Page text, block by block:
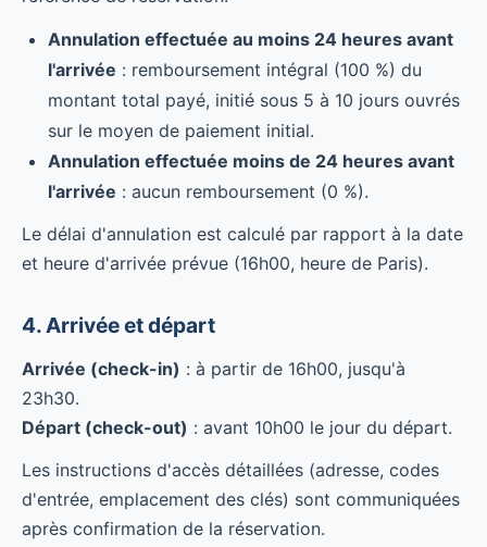
Annulation effectuée au moins 24 heures avant
l'arrivée : remboursement intégral (100 %) du
montant total payé, initié sous 5 à 10 jours ouvrés
sur le moyen de paiement initial.
Annulation effectuée moins de 24 heures avant
l'arrivée : aucun remboursement (0 %).
Le délai d'annulation est calculé par rapport à la date
et heure d'arrivée prévue (16h00, heure de Paris).
4. Arrivée et départ
Arrivée (check-in) : à partir de 16h00, jusqu'à
23h30.
Départ (check-out) : avant 10h00 le jour du départ.
Les instructions d'accès détaillées (adresse, codes
d'entrée, emplacement des clés) sont communiquées
après confirmation de la réservation.